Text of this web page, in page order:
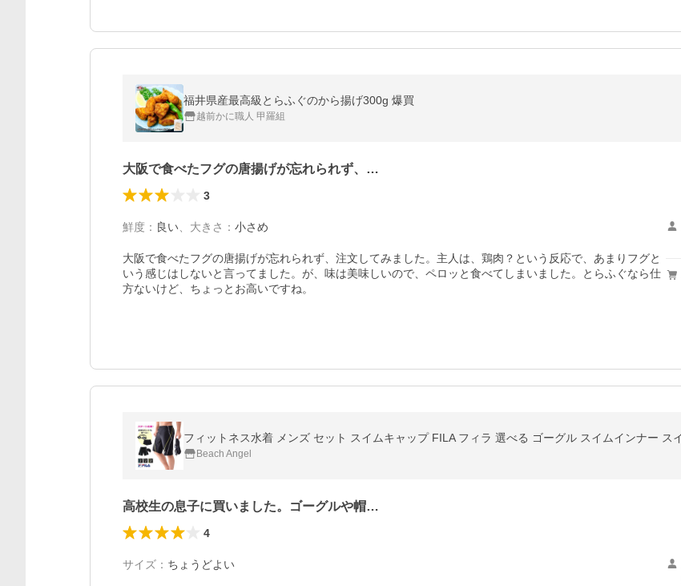
福井県産最高級とらふぐのから揚げ300g 爆買
越前かに職人 甲羅組
大阪で食べたフグの唐揚げが忘れられず、…
3
鮮度 ： 良い 大きさ ： 小さめ
大阪で食べたフグの唐揚げが忘れられず、注文してみました。主人は、鶏肉？という反応で、あまりフグと
いう感じはしないと言ってました。が、味は美味しいので、ペロッと食べてしまいました。とらふぐなら仕
方ないけど、ちょっとお高いですね。
Beach Angel
高校生の息子に買いました。ゴーグルや帽…
4
サイズ ： ちょうどよい